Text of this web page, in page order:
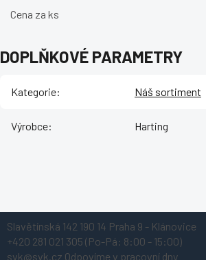
Cena za ks
DOPLŇKOVÉ PARAMETRY
Kategorie: Náš sortiment
Výrobce: Harting
Slavětínská 142 190 14 Praha 9 - Klánovice
+420 281 021 305 (Po-Pá: 8:00 - 15:00)
svk@svk.cz Odpovíme v pracovní dny